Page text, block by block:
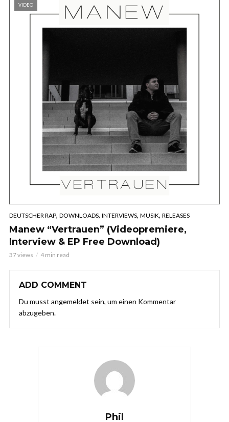
VIDEO
DEUTSCHER RAP, DOWNLOADS, INTERVIEWS, MUSIK, RELEASES
Manew “Vertrauen” (Videopremiere,
Interview & EP Free Download)
37 views 4 min read
ADD COMMENT
Du musst angemeldet sein, um einen Kommentar
abzugeben.
Phil